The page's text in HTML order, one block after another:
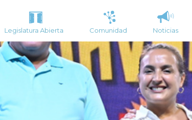
Legislatura Abierta Comunidad Noticias